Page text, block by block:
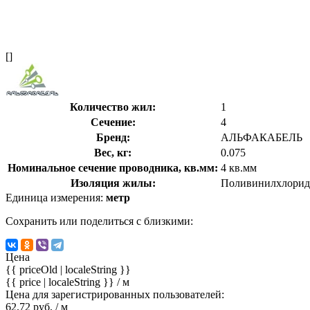
[]
Количество жил:
1
Сечение:
4
Бренд:
АЛЬФАКАБЕЛЬ
Вес, кг:
0.075
Номинальное сечение проводника, кв.мм: 4 кв.мм
Изоляция жилы:
Единица измерения: метр
Сохранить или поделиться с близкими:
Цена
{{ priceOld | localeString }}
{{ price | localeString }} / м
Цена для зарегистрированных пользователей:
62.72 руб. / м